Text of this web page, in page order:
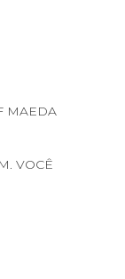
MAEDA
VOCÊ